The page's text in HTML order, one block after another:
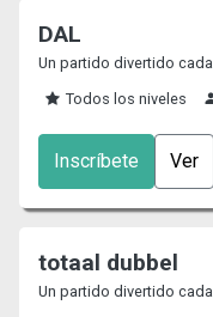
DAL
Un partido divertido
Todos los niveles
Inscríbete Ver
totaal dubbel
Un partido divertido